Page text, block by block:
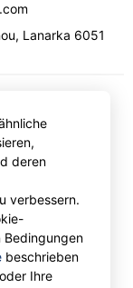
, Lanarka 6051
deren
verbessern.
Bedingungen
beschrieben
Ihre